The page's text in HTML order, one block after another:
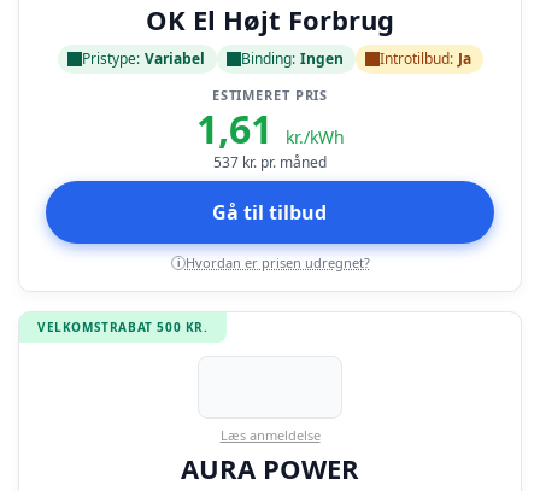
OK El Højt Forbrug
Pristype: Variabel Binding: Ingen Introtilbud: Ja
ESTIMERET PRIS
1,61 kr./kWh
537 kr. pr. måned
Gå til tilbud
i Hvordan er prisen udregnet?
VELKOMSTRABAT 500 KR.
Læs anmeldelse
AURA POWER